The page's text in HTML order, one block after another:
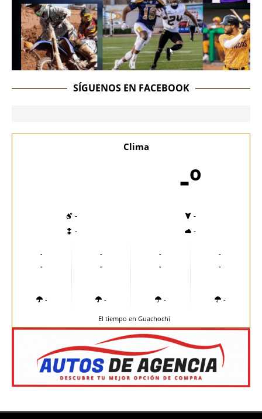
SÍGUENOS EN FACEBOOK
Clima
-º
-
-
-
-
-
-
-
-
-
-
-
-
-
-
-
-
El tiempo en Guachochi